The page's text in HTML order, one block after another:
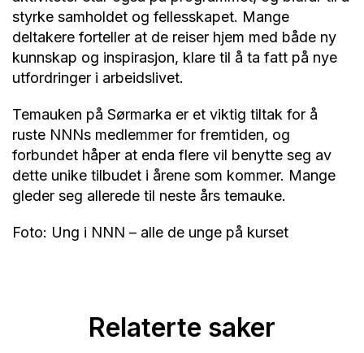
styrke samholdet og fellesskapet. Mange
deltakere forteller at de reiser hjem med både ny
kunnskap og inspirasjon, klare til å ta fatt på nye
utfordringer i arbeidslivet.
Temauken på Sørmarka er et viktig tiltak for å
ruste NNNs medlemmer for fremtiden, og
forbundet håper at enda flere vil benytte seg av
dette unike tilbudet i årene som kommer. Mange
gleder seg allerede til neste års temauke.
Foto: Ung i NNN – alle de unge på kurset
Relaterte saker